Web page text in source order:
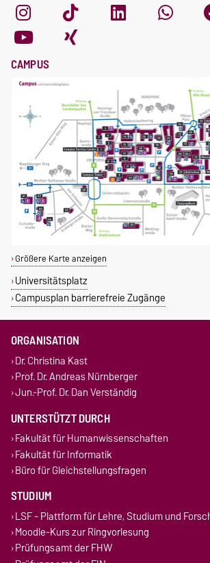
CAMPUS
Größere Karte anzeigen
Universitätsplatz
Campusplan barrierefreie Zugänge
ORGANISATION
Dr. Christina Kast
Prof. Dr. Andreas Nürnberger
Jun.-Prof. Dr. Dan Verständig
UNTERSTÜTZT DURCH
Fakultät für Humanwissenschaften
Fakultät für Informatik
Büro für Gleichstellungsfragen
STUDIUM
LSF - Plattform für Lehre, Studium und
Moodle-Kurs zur Ringvorlesung
Prüfungsamt der FHW